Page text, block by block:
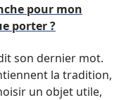
pour mon
porter ?
son dernier mot.
la tradition,
un objet utile,